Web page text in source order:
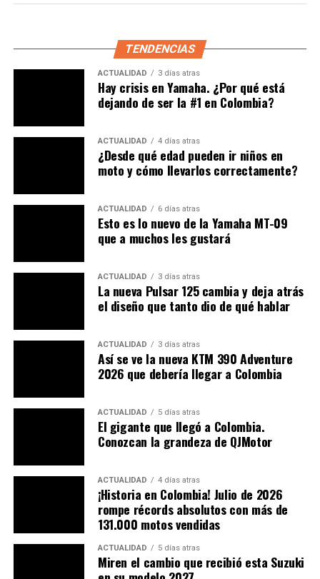
la vigencia de la revisión técnico-mecánica a través de la
consulta por placa en el RUNT.
¿Cuánto va a costar la revisión
tecnomecánica?
La Unidad de Valor Tributario (UVT) y el Índice de
Precios al Consumidor (IPC), son las variantes que
reflejan la inflación anual, estas variables aportan los
aproximadamente en un ascenso del 10%. Con base en
el costo para motocicletas será de
$218.251, los vehículos ligeros pagarán de $327.219
$501.274.
Esto afecta la economía de muchos colombianos, que
deben cumplir con estos requerimientos para circular
legalmente en sus vehículos por Colombia. La
regulación y el cumplimiento de estas medidas
garantizan que los vehículos en tránsito mantengan
TENDENCIAS
ACTUALIDAD 3 días atras
Hay crisis en Yamaha. ¿Por qué está
dejando de ser la #1 en Colombia?
ACTUALIDAD 4 días atras
¿Desde qué edad pueden ir niños en
moto y cómo llevarlos correctamente?
ACTUALIDAD 6 días atras
Esto es lo nuevo de la Yamaha MT-09
que a muchos les gustará
ACTUALIDAD 3 días atras
La nueva Pulsar 125 cambia y deja atrás
el diseño que tanto dio de qué hablar
ACTUALIDAD 3 días atras
Así se ve la nueva KTM 390 Adventure
2026 que debería llegar a Colombia
ACTUALIDAD 5 días atras
El gigante que llegó a Colombia.
Conozcan la grandeza de QJMotor
ACTUALIDAD 4 días atras
¡Historia en Colombia! Julio de 2026
rompe récords absolutos con más de
131.000 motos vendidas
ACTUALIDAD 5 días atras
Miren el cambio que recibió esta Suzuki